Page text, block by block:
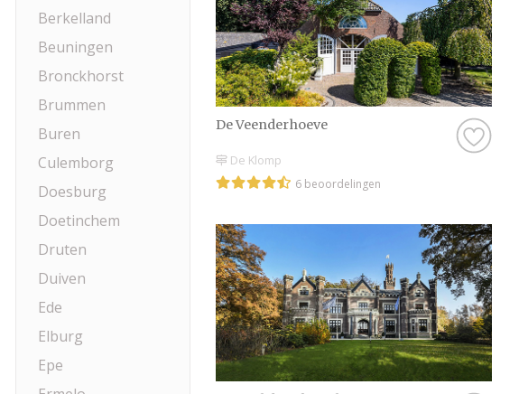
Berkelland
Beuningen
Bronckhorst
Brummen
Buren
Culemborg
Doesburg
Doetinchem
Druten
Duiven
Ede
Elburg
Epe
De Veenderhoeve
De Klomp
6 beoordelingen